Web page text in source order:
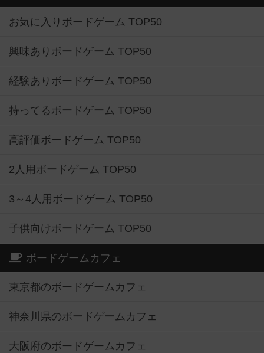
お気に入りボードゲーム TOP50
興味ありボードゲーム TOP50
経験ありボードゲーム TOP50
持ってるボードゲーム TOP50
高評価ボードゲーム TOP50
2人用ボードゲーム TOP50
3～4人用ボードゲーム TOP50
子供向けボードゲーム TOP50
ボードゲームカフェ
東京都のボードゲームカフェ
神奈川県のボードゲームカフェ
大阪府のボードゲームカフェ